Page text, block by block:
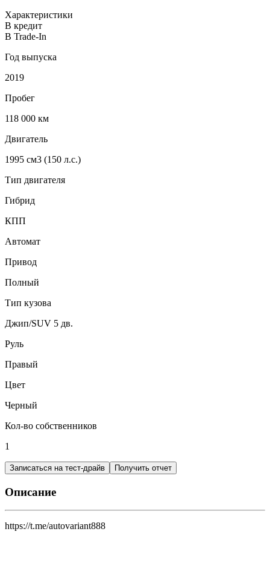
Характеристики
В кредит
В Trade-In
Год выпуска
2019
Пробег
118 000 км
Двигатель
1995 см3 (150 л.с.)
Тип двигателя
Гибрид
КПП
Автомат
Привод
Полный
Тип кузова
Джип/SUV 5 дв.
Руль
Правый
Цвет
Черный
Кол-во собственников
1
Записаться на тест-драйв Получить отчет
Описание
https://t.me/autovariant888